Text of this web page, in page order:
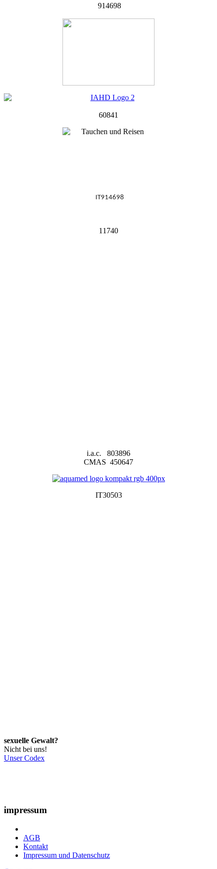
914698
60841
IT914698
11740
i.a.c. 803896
CMAS 450647
IT30503
sexuelle Gewalt?
Nicht bei uns!
Unser Codex
impressum
AGB
Kontakt
Impressum und Datenschutz